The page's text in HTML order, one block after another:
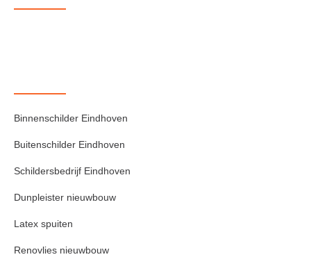
Binnenschilder Eindhoven
Buitenschilder Eindhoven
Schildersbedrijf Eindhoven
Dunpleister nieuwbouw
Latex spuiten
Renovlies nieuwbouw